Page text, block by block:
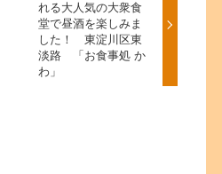
れる大人気の大衆食
堂で昼酒を楽しみま
した！ 東淀川区東
淡路 「お食事処 か
わ」